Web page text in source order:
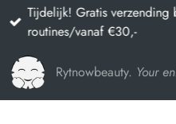
Ga
direct
naar
de
hoofdinhoud
Rytnowbeauty. Your
Tijdelijk! Gratis
routines/vanaf €30,-